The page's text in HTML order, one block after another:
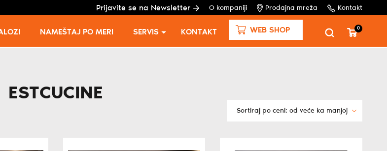
Prijavite se na Newsletter O kompaniji Prodajna mreža Kontakt
NAMEŠTAJ PO MERI SERVIS KONTAKT WEB SHOP 0
ESTCUCINE